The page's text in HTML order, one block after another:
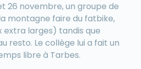
26 novembre, un groupe de
montagne faire du fatbike,
extra larges) tandis que
resto. Le collège lui a fait un
libre à Tarbes.